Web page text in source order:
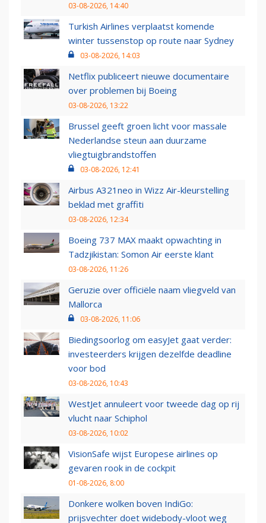
03-08-2026, 14:40
Turkish Airlines verplaatst komende
winter tussenstop op route naar Sydney
03-08-2026, 14:03
Netflix publiceert nieuwe documentaire
over problemen bij Boeing
03-08-2026, 13:22
Brussel geeft groen licht voor massale
Nederlandse steun aan duurzame
vliegtuigbrandstoffen
03-08-2026, 12:41
Airbus A321neo in Wizz Air-kleurstelling
beklad met graffiti
03-08-2026, 12:34
Boeing 737 MAX maakt opwachting in
Tadzjikistan: Somon Air eerste klant
03-08-2026, 11:26
Geruzie over officiële naam vliegveld van
Mallorca
03-08-2026, 11:06
Biedingsoorlog om easyJet gaat verder:
investeerders krijgen dezelfde deadline
voor bod
03-08-2026, 10:43
WestJet annuleert voor tweede dag op rij
vlucht naar Schiphol
03-08-2026, 10:02
VisionSafe wijst Europese airlines op
gevaren rook in de cockpit
01-08-2026, 8:00
Donkere wolken boven IndiGo:
prijsvechter doet widebody-vloot weg